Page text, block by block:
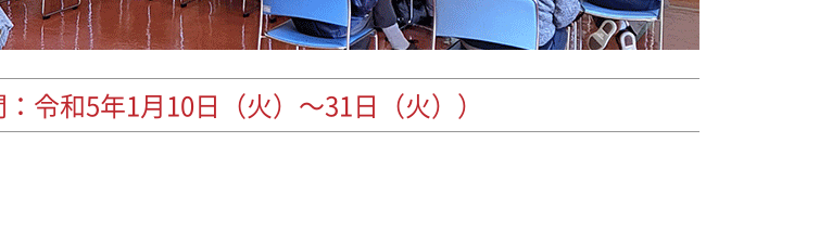
令和5年1月10日（火）～31日（火））